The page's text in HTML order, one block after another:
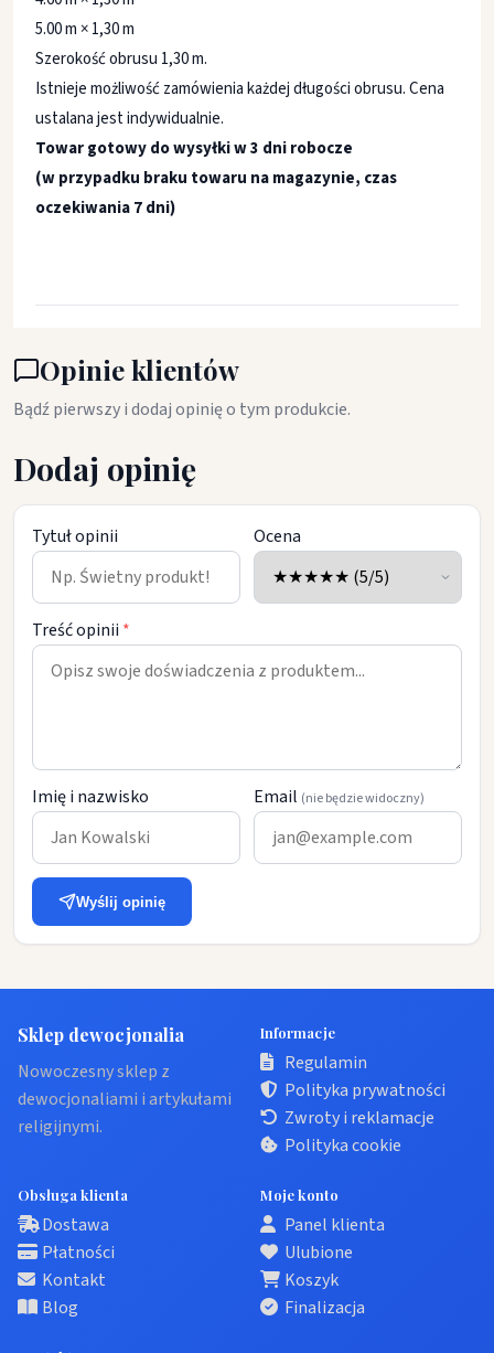
5.00 m × 1,30 m
Szerokość obrusu 1,30 m.
Istnieje możliwość zamówienia każdej długości obrusu. Cena
ustalana jest indywidualnie.
Towar gotowy do wysyłki w 3 dni robocze
(w przypadku braku towaru na magazynie, czas
oczekiwania 7 dni)
Opinie klientów
Bądź pierwszy i dodaj opinię o tym produkcie.
Dodaj opinię
Tytuł opinii Ocena
Treść opinii *
Imię i nazwisko Email (nie będzie widoczny)
Wyślij opinię
Sklep dewocjonalia
Nowoczesny sklep z
dewocjonaliami i artykułami
religijnymi.
Informacje
Regulamin
Polityka prywatności
Zwroty i reklamacje
Polityka cookie
Obsługa klienta
Dostawa
Płatności
Kontakt
Blog
Moje konto
Panel klienta
Ulubione
Koszyk
Finalizacja